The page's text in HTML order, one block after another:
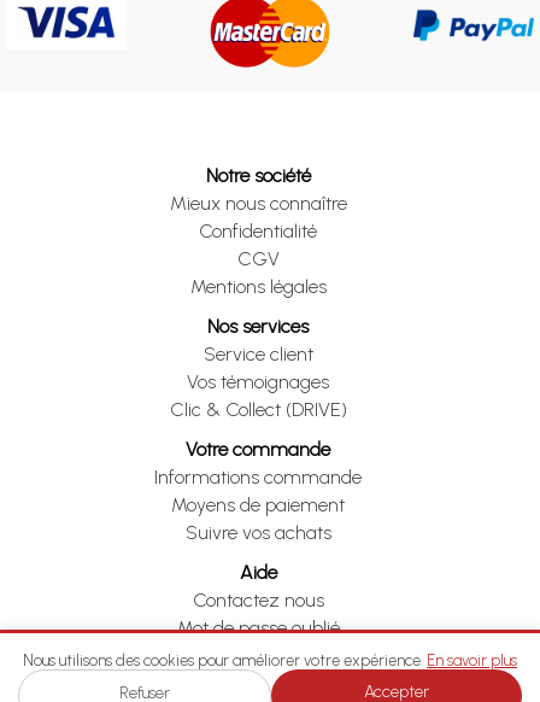
Notre société
Mieux nous connaître
Confidentialité
CGV
Mentions légales
Nos services
Service client
Vos témoignages
Clic & Collect (DRIVE)
Votre commande
Informations commande
Moyens de paiement
Suivre vos achats
Aide
Contactez nous
Mot de passe oublié
Je me rétracte
Nous utilisons des cookies pour améliorer votre expérience. En savoir plus
Refuser Accepter